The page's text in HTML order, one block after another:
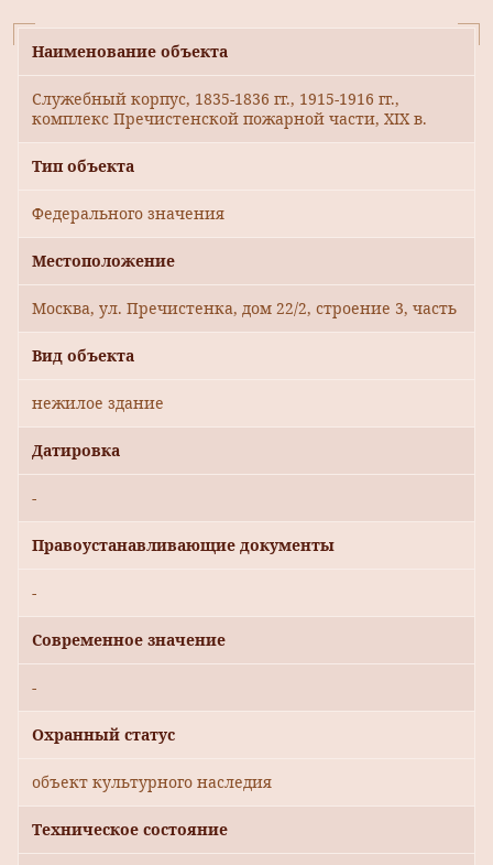
Наименование объекта
Служебный корпус, 1835-1836 гг., 1915-1916 гг.,
комплекс Пречистенской пожарной части, XIX в.
Тип объекта
Федерального значения
Местоположение
Москва, ул. Пречистенка, дом 22/2, строение 3, часть
Вид объекта
нежилое здание
Датировка
-
Правоустанавливающие документы
-
Современное значение
-
Охранный статус
объект культурного наследия
Техническое состояние